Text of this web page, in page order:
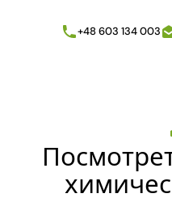
+48 603 134 003